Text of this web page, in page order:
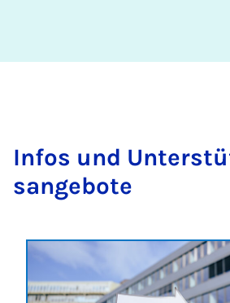
In­fos und
sange­bote